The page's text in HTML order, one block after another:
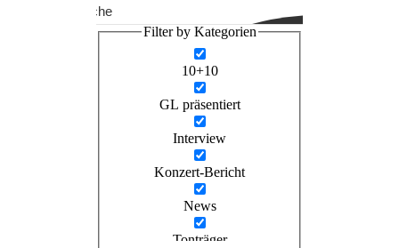
Suche
Filter by Kategorien
10+10
GL präsentiert
Interview
Konzert-Bericht
News
Tonträger